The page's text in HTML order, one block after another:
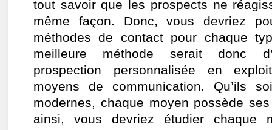
tout savoir que les prospects ne
même façon. Donc, vous devriez
méthodes de contact pour chaque
meilleure méthode serait donc
prospection personnalisée en
moyens de communication. Qu’ils
modernes, chaque moyen possède
ainsi, vous devriez étudier chaque